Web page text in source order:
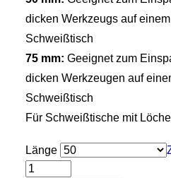
dicken Werkzeugs auf
Schweißtisch
75 mm: Geeignet zum
dicken Werkzeugen auf
Schweißtisch
Für Schweißtische mit
Länge
Schnellspannbolzen